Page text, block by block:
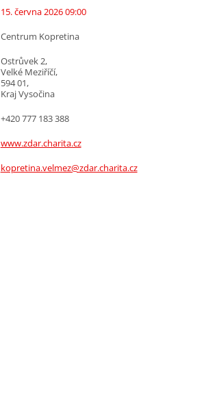
15. června 2026 09:00
Centrum Kopretina
Ostrůvek 2,
Velké Meziříčí,
594 01,
Kraj Vysočina
+420 777 183 388
www.zdar.charita.cz
kopretina.velmez@zdar.charita.cz